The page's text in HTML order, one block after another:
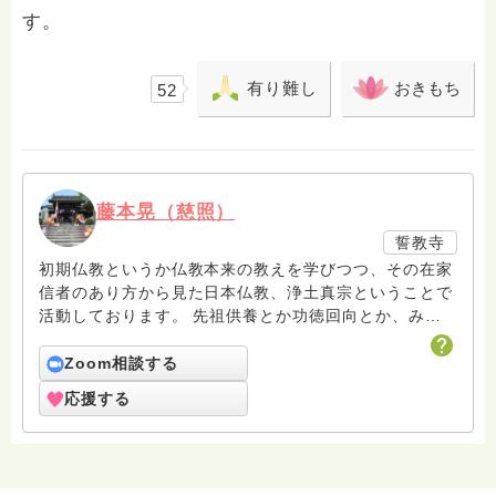
す。
52 有り難し おきもち
藤本晃（慈照）
誓教寺
初期仏教というか仏教本来の教えを学びつつ、その在家
信者のあり方から見た日本仏教、浄土真宗ということで
活動しております。 先祖供養とか功徳回向とか、みん
なお釈迦様が最初からおっしゃっていたって、ご存知で
したか。私たちも謙虚に堂々と日本仏教しましょう。
Zoom相談する
応援する